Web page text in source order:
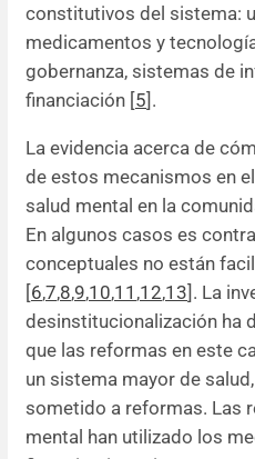
constitutivos del sistema:
medicamentos y
gobernanza, sistemas de
financiación [5].
La evidencia acerca de
de estos mecanismos en
salud mental en la
En algunos casos es
conceptuales no están
[6,7,8,9,10,11 ,12,13]. La
desinstitucionalización ha
que las reformas en este
un sistema mayor de
sometido a reformas. Las
mental han utilizado los